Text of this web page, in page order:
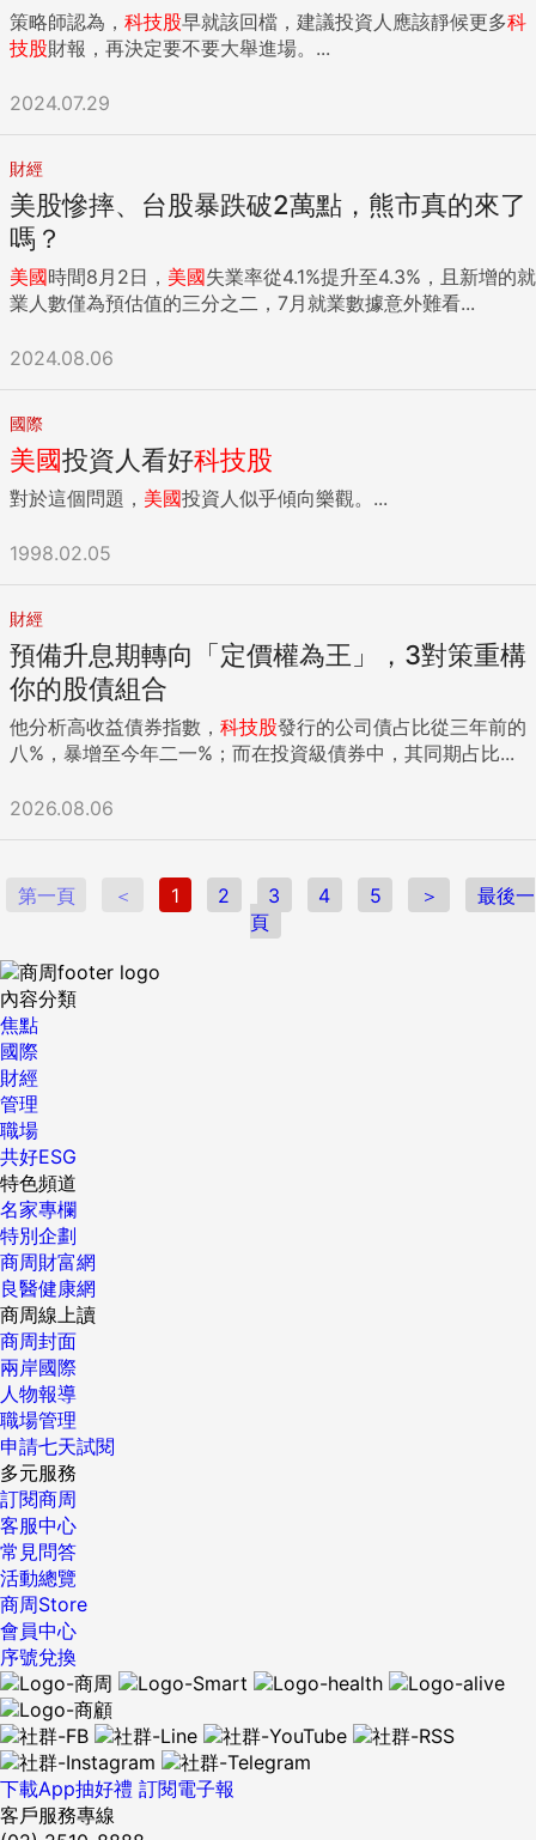
策略師認為， 科技股早就該回檔，建議投資人應該靜候更多科
技股財報，再決定要不要大舉進場。...
2024.07.29
財經
美股慘摔、台股暴跌破2萬點，熊市真的來了
嗎？
美國時間8月2日， 美國失業率從4.1%提升至4.3%，且新增的就
業人數僅為預估值的三分之二，7月就業數據意外難看...
2024.08.06
國際
美國投資人看好科技股
對於這個問題， 美國投資人似乎傾向樂觀。...
1998.02.05
財經
預備升息期轉向「定價權為王」，3對策重構
你的股債組合
他分析高收益債券指數， 科技股發行的公司債占比從三年前的
八%，暴增至今年二一%；而在投資級債券中，其同期占比...
2026.08.06
第一頁 ＜ 1 2 3 4 5 ＞
最後一
頁
內容分類
焦點
國際
財經
管理
職場
共好ESG
特色頻道
名家專欄
特別企劃
商周財富網
良醫健康網
商周線上讀
商周封面
兩岸國際
人物報導
職場管理
申請七天試閱
多元服務
訂閱商周
客服中心
常見問答
活動總覽
商周Store
會員中心
序號兌換
下載App抽好禮 訂閱電子報
客戶服務專線